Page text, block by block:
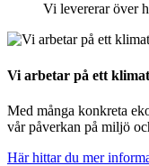
Vi levererar över
Vi arbetar på ett
Med många konkreta
vår påverkan på miljö
Här hittar du mer